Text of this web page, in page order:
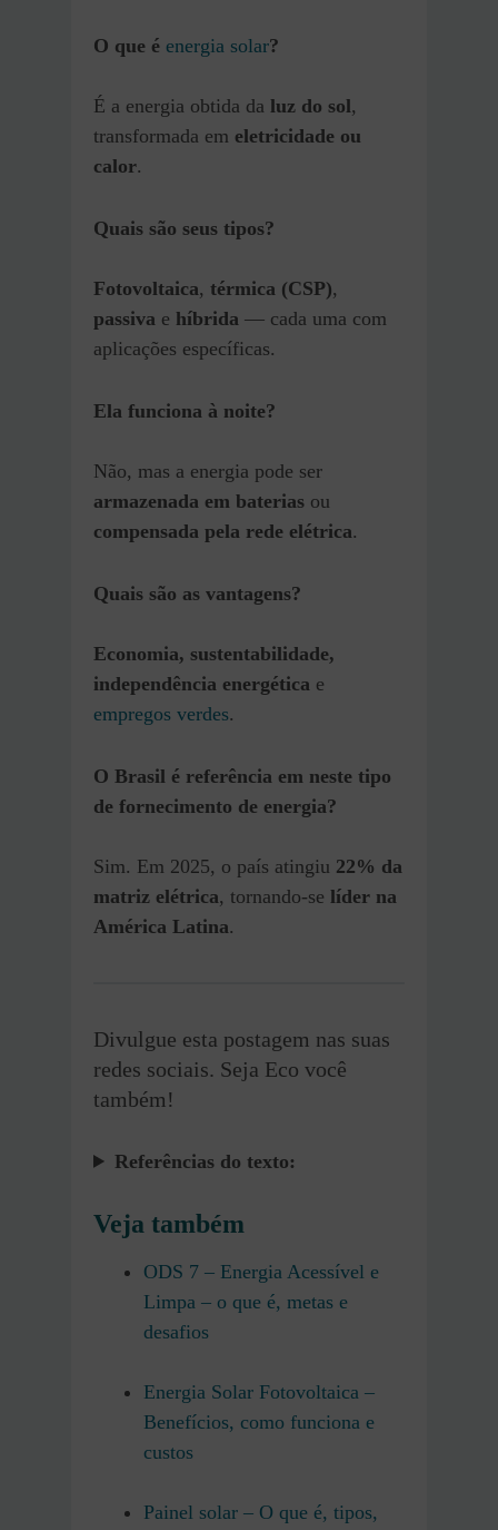
O que é energia solar?
É a energia obtida da luz do sol,
transformada em eletricidade ou
calor.
Quais são seus tipos?
Fotovoltaica, térmica (CSP),
passiva e híbrida — cada uma com
aplicações específicas.
Ela funciona à noite?
Não, mas a energia pode ser
armazenada em baterias ou
compensada pela rede elétrica.
Quais são as vantagens?
Economia, sustentabilidade,
independência energética e
empregos verdes.
O Brasil é referência em neste tipo
de fornecimento de energia?
Sim. Em 2025, o país atingiu 22% da
matriz elétrica, tornando-se líder na
América Latina.
Divulgue esta postagem nas suas
redes sociais. Seja Eco você
também!
Referências do texto:
Veja também
ODS 7 – Energia Acessível e
Limpa – o que é, metas e
desafios
Energia Solar Fotovoltaica –
Benefícios, como funciona e
custos
Painel solar – O que é, tipos,